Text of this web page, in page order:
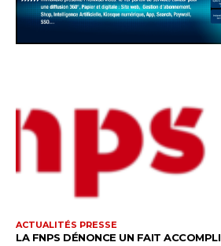
ACTUALITÉS PRESSE
LA FNPS DÉNONCE UN FAIT ACCOMPLI